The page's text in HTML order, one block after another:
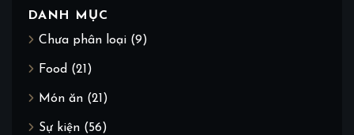
DANH MỤC
Chưa phân loại (9)
Food (21)
Món ăn (21)
Sự kiện (56)